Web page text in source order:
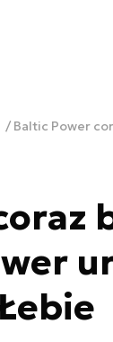
Baltic Power